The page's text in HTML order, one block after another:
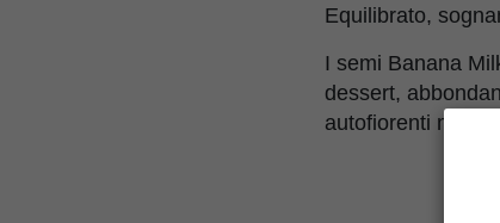
Equilibrato,
I semi Banana
dessert,
autofiorenti